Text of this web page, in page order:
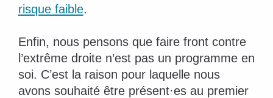
risque faible.
Enfin, nous pensons que faire front contre
l’extrême droite n’est pas un programme en
soi. C’est la raison pour laquelle nous
avons souhaité être présent·es au premier